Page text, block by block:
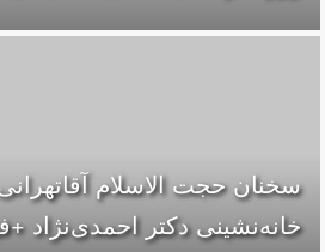
سخنان حجت الاسلام آقاتهرانی
خانه‌نشینی دکتر احمدی‌نژاد